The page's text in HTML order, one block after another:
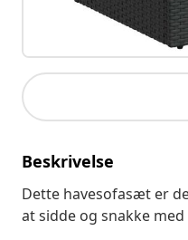
Beskrivelse
Dette havesofasæt er
at sidde og snakke